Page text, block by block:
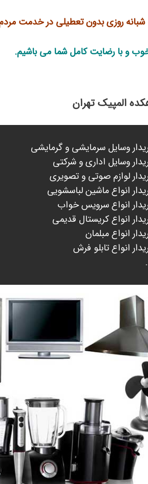
روزی بدون تعطیلی در خدمت
و با رضایت کامل شما می باشیم.
المپیک تهران
وسایل سرمایشی و گرمایشی
وسایل اداری و شرکتی
لوازم صوتی و تصویری
انواع ماشین لباسشویی
انواع سرویس خواب
انواع کریستال قدیمی
انواع مبلمان
انواع تابلو فرش